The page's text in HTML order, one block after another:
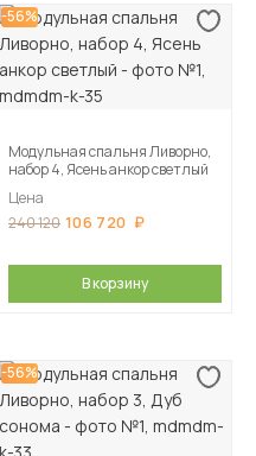
-56%
Модульная спальня Ливорно,
набор 4, Ясень анкор светлый
Цена
240 120 106 720
В корзину
-56%